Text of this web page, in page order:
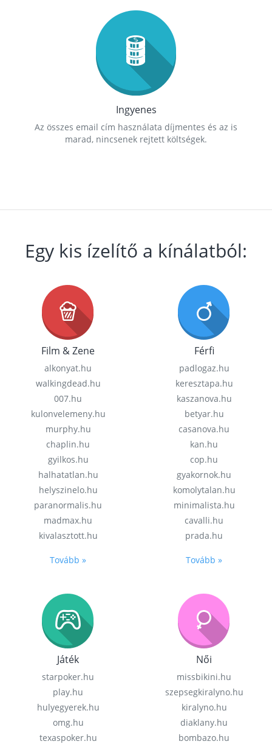
Ingyenes
Az összes email cím használata díjmentes és az is
marad, nincsenek rejtett költségek.
Egy kis ízelítő a kínálatból:
Film & Zene
alkonyat.hu
walkingdead.hu
007.hu
kulonvelemeny.hu
murphy.hu
chaplin.hu
gyilkos.hu
halhatatlan.hu
helyszinelo.hu
paranormalis.hu
madmax.hu
kivalasztott.hu
Tovább »
Férfi
padlogaz.hu
keresztapa.hu
kaszanova.hu
betyar.hu
casanova.hu
kan.hu
cop.hu
gyakornok.hu
komolytalan.hu
minimalista.hu
cavalli.hu
prada.hu
Tovább »
Játék
starpoker.hu
play.hu
hulyegyerek.hu
omg.hu
texaspoker.hu
Női
missbikini.hu
szepsegkiralyno.hu
kiralyno.hu
diaklany.hu
bombazo.hu